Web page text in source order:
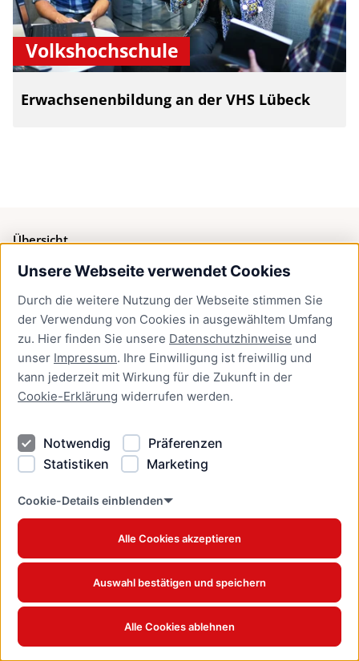
Unsere Webseite verwendet Cookies
Durch die weitere Nutzung der Webseite stimmen Sie
der Verwendung von Cookies in ausgewähltem Umfang
zu. Hier finden Sie unsere Datenschutzhinweise und
unser Impressum. Ihre Einwilligung ist freiwillig und
kann jederzeit mit Wirkung für die Zukunft in der
Cookie-Erklärung widerrufen werden.
Notwendig
Präferenzen
Statistiken
Marketing
Cookie-Details einblenden
Alle Cookies akzeptieren
Auswahl bestätigen und speichern
Alle Cookies ablehnen
Volkshochschule
Erwachsenenbildung an der VHS Lübeck
Übersicht
Bürgerservice
Presse
Newsletter Lübeck:kompakt
Kontakt
Kontakt
Datenschutzhinweise
Barrierefreiheit
Cookie Erklärung
www.luebeck.de